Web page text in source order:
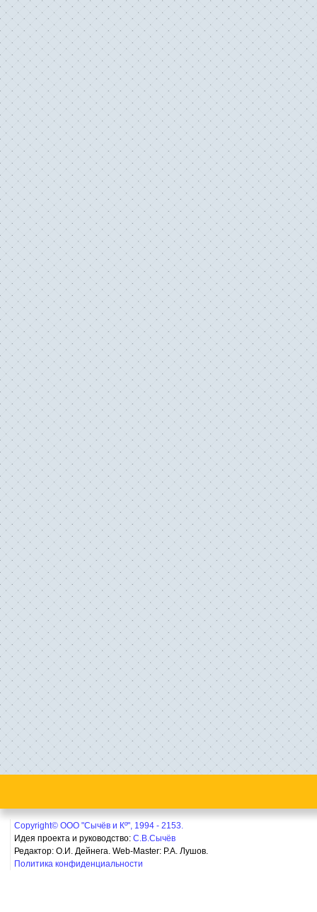
Copyright© ООО "Сычёв и Кº", 1994 - 2153.
Идея проекта и руководство: С.В.Сычёв
Редактор: О.И. Дейнега. Web-Master: Р.А. Лушов.
Политика конфиденциальности